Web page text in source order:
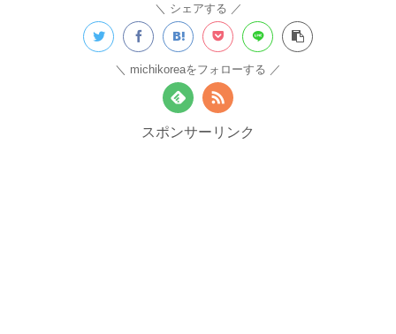
シェアする
michikoreaをフォローする
スポンサーリンク